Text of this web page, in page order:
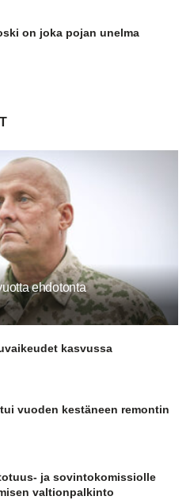
on joka pojan unelma
ehdotonta
kasvussa
vuoden kestäneen remontin
ja sovintokomissiolle
valtionpalkinto